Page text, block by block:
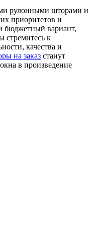
рулонными шторами и
приоритетов и
бюджетный вариант,
стремитесь к
качества и
на заказ станут
в произведение